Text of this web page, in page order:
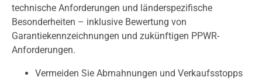
technische Anforderungen und länderspezifische
Besonderheiten – inklusive Bewertung von
Garantiekennzeichnungen und zukünftigen PPWR-
Anforderungen.
Vermeiden Sie Abmahnungen und Verkaufsstopps